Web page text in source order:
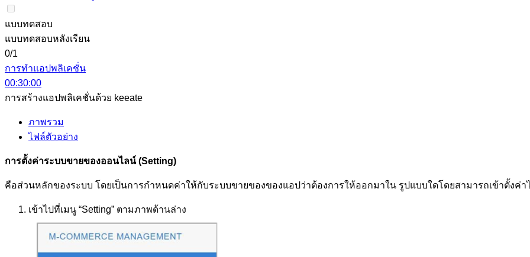
แบบทดสอบ
แบบทดสอบหลังเรียน
0/1
การทำแอปพลิเคชั่น
00:30:00
การสร้างแอปพลิเคชั่นด้วย keeate
ภาพรวม
ไฟล์ตัวอย่าง
การตั้งค่าระบบขายของออนไลน์ (Setting)
คือส่วนหลักของระบบ โดยเป็นการกำหนดค่าให้กับระบบขายของของแอปว่าต้องการให้ออกมาใน รูปแบบใดโดยสามารถเข้าตั้งค่า
เข้าไปที่เมนู “Setting” ตามภาพด้านล่าง